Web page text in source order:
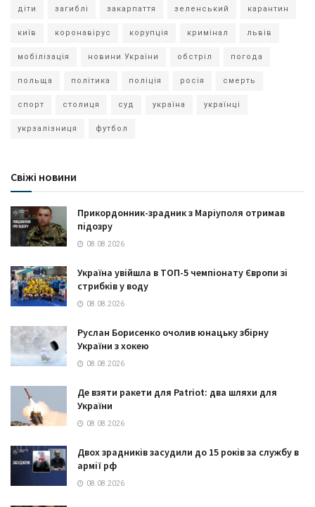
діти загиблі закарпаття зеленський карантин
київ коронавірус корупція кримінал львів
мобілізація новини України обстріл погода
польща політика поліція росія смерть
спорт столиця суд україна українці
укрзалізниця футбол
Свіжі новини
Прикордонник-зрадник з Маріуполя отримав
підозру
08.08.2026
Україна увійшла в ТОП-5 чемпіонату Європи зі
стрибків у воду
08.08.2026
Руслан Борисенко очолив юнацьку збірну
України з хокею
08.08.2026
Де взяти ракети для Patriot: два шляхи для
України
08.08.2026
Двох зрадників засудили до 15 років за службу в
армії рф
08.08.2026